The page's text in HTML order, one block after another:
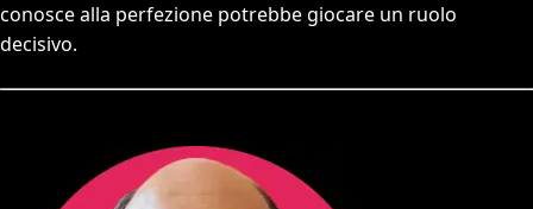
conosce alla perfezione potrebbe giocare un ruolo
decisivo.